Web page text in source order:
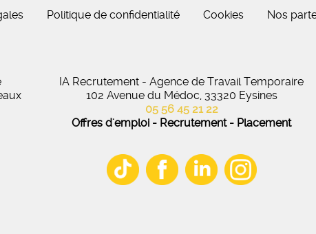
Politique de confidentialité Cookies Nos
IA Recrutement - Agence de Travail Temporaire
102 Avenue du Médoc, 33320 Eysines
05 56 45 21 22
Offres d'emploi - Recrutement - Placement